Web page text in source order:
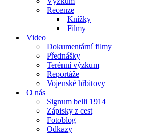
Recenze
Knížky
Filmy
Video
Dokumentární filmy
Přednášky
Terénní výzkum
Reportáže
Vojenské hřbitovy
O nás
Signum belli 1914
Zápisky z cest
Fotoblog
Odkazy